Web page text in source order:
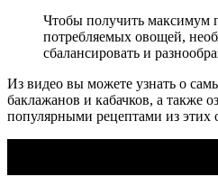
Чтобы получить максимум
потребляемых овощей,
сбалансировать и
Из видео вы можете узнать о
баклажанов и кабачков, а также
популярными рецептами из этих